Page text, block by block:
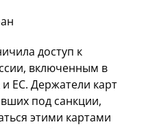
доступ к
включенным в
ЕС. Держатели карт
под санкции,
этими картами